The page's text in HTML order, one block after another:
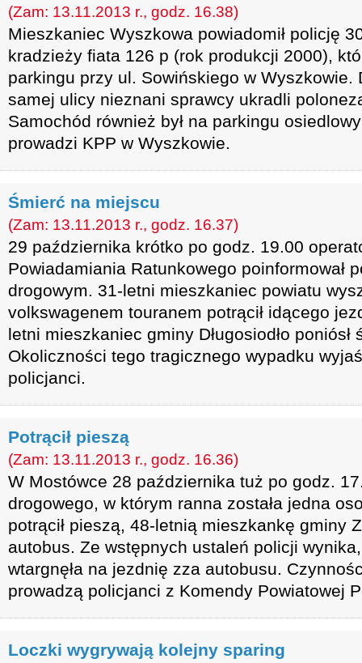
(Zam: 13.11.2013 r., godz. 16.38)
Mieszkaniec Wyszkowa powiadomił policję
kradzieży fiata 126 p (rok produkcji 2000),
parkingu przy ul. Sowińskiego w Wyszkowie.
samej ulicy nieznani sprawcy ukradli
Samochód również był na parkingu
prowadzi KPP w Wyszkowie.
Śmierć na miejscu
(Zam: 13.11.2013 r., godz. 16.37)
29 października krótko po godz. 19.00
Powiadamiania Ratunkowego poinformował
drogowym. 31-letni mieszkaniec powiatu
volkswagenem touranem potrącił idącego
letni mieszkaniec gminy Długosiodło
Okoliczności tego tragicznego wypadku
policjanci.
Potrącił pieszą
(Zam: 13.11.2013 r., godz. 16.36)
W Mostówce 28 października tuż po godz.
drogowego, w którym ranna została jedna
potrącił pieszą, 48-letnią mieszkankę gminy
autobus. Ze wstępnych ustaleń policji
wtargnęła na jezdnię zza autobusu.
prowadzą policjanci z Komendy Powiatowej
Loczki wygrywają kolejny sparing